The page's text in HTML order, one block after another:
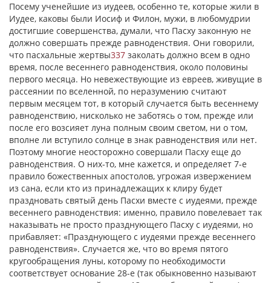
Посему ученейшие из иудеев, особенно те, которые жили в
Иудее, каковы были Иосиф и Филон, мужи, в любомудрии
достигшие совершенства, думали, что Пасху законную не
должно совершать прежде равноденствия. Они говорили,
что пасхальные жертвы337 заколать должно всем в одно
время, после весеннего равноденствия, около половины
первого месяца. Но невежествующие из евреев, живущие в
рассеянии по вселенной, по неразумению считают
первым месяцем тот, в который случается быть весеннему
равноденствию, нисколько не заботясь о том, прежде или
после его возсияет луна полным своим светом, ни о том,
вполне ли вступило солнце в знак равноденствия или нет.
Поэтому многие неосторожно совершали Пасху еще до
равноденствия. О них-то, мне кажется, и определяет 7-е
правило божественных апостолов, угрожая извержением
из сана, если кто из принадлежащих к клиру будет
праздновать святый день Пасхи вместе с иудеями, прежде
весеннего равноденствия: именно, правило повелевает так
наказывать не просто празднующего Пасху с иудеями, но
прибавляет: «Празднующего с иудеями прежде весеннего
равноденствия». Случается же, что во время пятого
кругообращения луны, которому по необходимости
соответствует основание 28-е (так обыкновенно называют